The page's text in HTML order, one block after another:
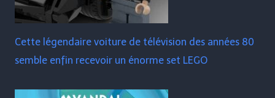
Cette légendaire voiture de télévision des années 80
semble enfin recevoir un énorme set LEGO